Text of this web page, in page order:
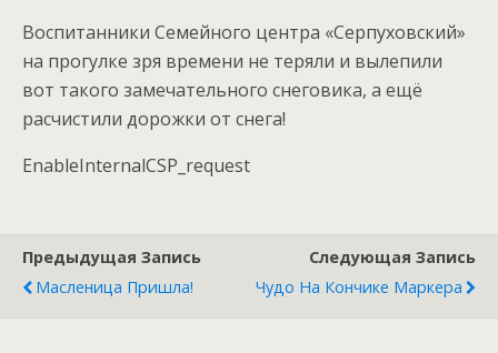
Воспитанники Семейного центра «Серпуховский»
на прогулке зря времени не теряли и вылепили
вот такого замечательного снеговика, а ещё
расчистили дорожки от снега!
EnableInternalCSP_request
Предыдущая Запись
Масленица Пришла!
Следующая Запись
Чудо На Кончике Маркера